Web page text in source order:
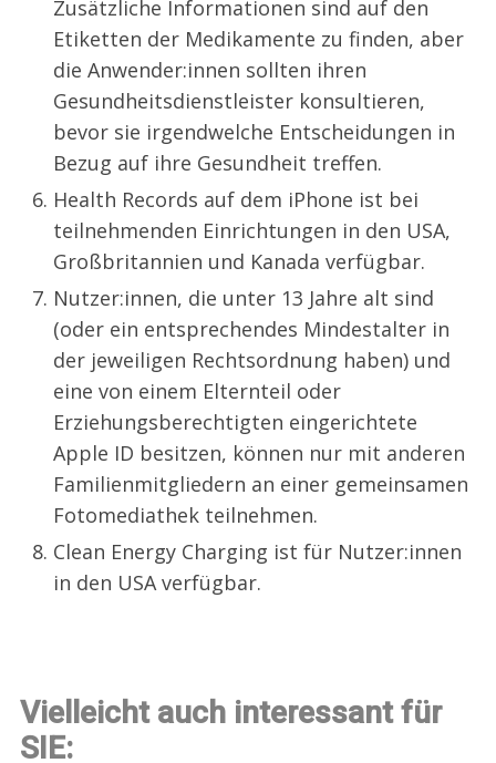
Zusätzliche Informationen sind auf den
Etiketten der Medikamente zu finden, aber
die Anwender:innen sollten ihren
Gesundheitsdienstleister konsultieren,
bevor sie irgendwelche Entscheidungen in
Bezug auf ihre Gesundheit treffen.
Health Records auf dem iPhone ist bei
teilnehmenden Einrichtungen in den USA,
Großbritannien und Kanada verfügbar.
Nutzer:innen, die unter 13 Jahre alt sind
(oder ein entsprechendes Mindestalter in
der jeweiligen Rechtsordnung haben) und
eine von einem Elternteil oder
Erziehungsberechtigten eingerichtete
Apple ID besitzen, können nur mit anderen
Familienmitgliedern an einer gemeinsamen
Fotomediathek teilnehmen.
Clean Energy Charging ist für Nutzer:innen
in den USA verfügbar.
Vielleicht auch interessant für
SIE: